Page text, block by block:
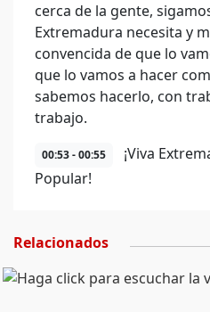
cerca de la gente,
Extremadura necesita y
convencida de que lo
que lo vamos a hacer
sabemos hacerlo, con
trabajo.
00:53 - 00:55
¡Viva
Popular!
Relacionados